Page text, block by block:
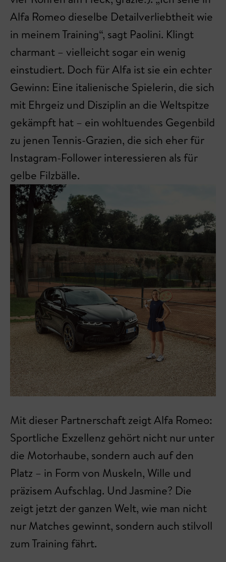
Alfa Romeo dieselbe Detailverliebtheit wie
in meinem Training“, sagt Paolini. Klingt
charmant – vielleicht sogar ein wenig
einstudiert. Doch für Alfa ist sie ein echter
Gewinn: Eine italienische Spielerin, die sich
mit Ehrgeiz und Disziplin an die Weltspitze
gekämpft hat – ein wohltuendes Gegenbild
zu jenen Tennis-Grazien, die sich eher für
Instagram-Follower interessieren als für
gelbe Filzbälle.
Mit dieser Partnerschaft zeigt Alfa Romeo:
Sportliche Exzellenz gehört nicht nur unter
die Motorhaube, sondern auch auf den
Platz – in Form von Muskeln, Wille und
präzisem Aufschlag. Und Jasmine? Die
zeigt jetzt der ganzen Welt, wie man nicht
nur Matches gewinnt, sondern auch stilvoll
zum Training fährt.